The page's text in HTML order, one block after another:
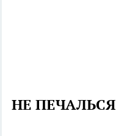
НЕ ПЕЧАЛЬСЯ